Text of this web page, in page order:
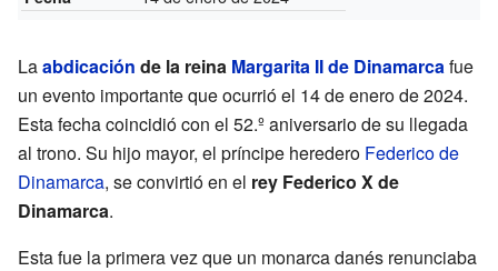
Laabdicación de la reina Margarita II de Dinamarcafue
un evento importante que ocurrió el 14 de enero de 2024.
Esta fecha coincidió con el 52.º aniversario de su llegada
al trono. Su hijo mayor, el príncipe heredero Federico de
Dinamarca, se convirtió en el rey Federico X de
Dinamarca.
Esta fue la primera vez que un monarca danés renunciaba